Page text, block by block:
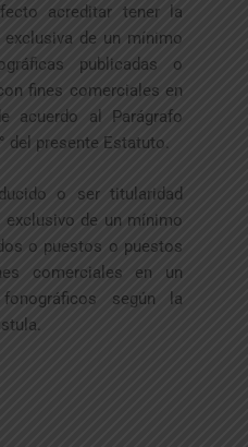
acreditar tener la
de un mínimo
publicadas o
fines comerciales en
acuerdo al Parágrafo
del presente Estatuto.
o ser titularidad
de un mínimo
o puestos o puestos
comerciales en un
según la